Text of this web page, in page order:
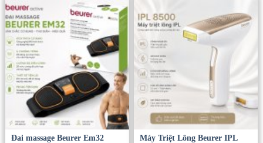
Đai massage Beurer Em32
Máy Triệt Lông Beurer IPL